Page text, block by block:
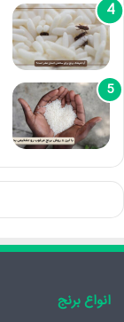
انواع برنج